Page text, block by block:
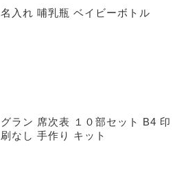
名入れ 哺乳瓶 ベイビーボトル
グラン 席次表 １０部セット B4 印
刷なし 手作り キット